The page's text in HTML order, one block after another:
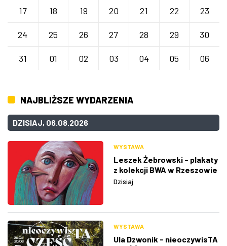
17 18 19 20 21 22 23
24 25 26 27 28 29 30
31 01 02 03 04 05 06
NAJBLIŻSZE WYDARZENIA
DZISIAJ, 06.08.2026
WYSTAWA
Leszek Żebrowski - plakaty
z kolekcji BWA w Rzeszowie
Dzisiaj
WYSTAWA
Ula Dzwonik - nieoczywisTA